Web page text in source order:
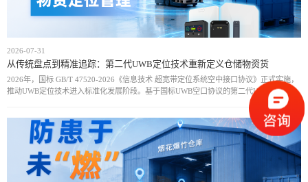
2026-07-31
从传统盘点到精准追踪：第二代UWB定位技术重新定义仓储物资货
2026年，国标 GB/T 47520-2026《信息技术 超宽带定位系统空中接口协议》正式实施，
推动UWB定位技术进入标准化发展阶段。基于国标UWB空口协议的第二代UWB物资定位